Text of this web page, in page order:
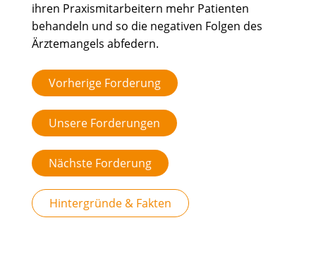
ihren Praxismitarbeitern mehr Patienten
behandeln und so die negativen Folgen des
Ärztemangels abfedern.
Vorherige Forderung
Unsere Forderungen
Nächste Forderung
Hintergründe & Fakten